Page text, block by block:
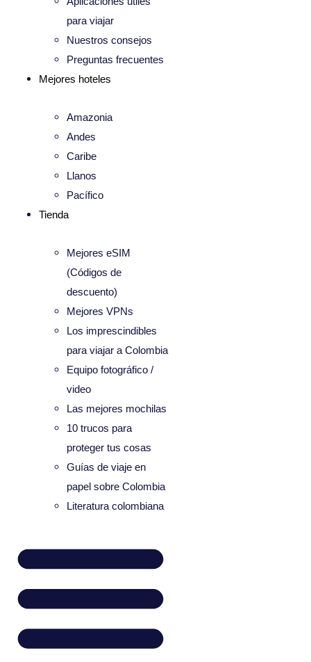
para viajar
Nuestros consejos
Preguntas frecuentes
Mejores hoteles
Amazonia
Andes
Caribe
Llanos
Pacífico
Tienda
Mejores eSIM
(Códigos de
descuento)
Mejores VPNs
Los imprescindibles
para viajar a Colombia
Equipo fotográfico /
video
Las mejores mochilas
10 trucos para
proteger tus cosas
Guías de viaje en
papel sobre Colombia
Literatura colombiana